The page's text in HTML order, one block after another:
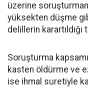
üzerine
yüksekten düşme
delillerin
Soruşturma
kasten öldürme ve
ise ihmal suretiyle